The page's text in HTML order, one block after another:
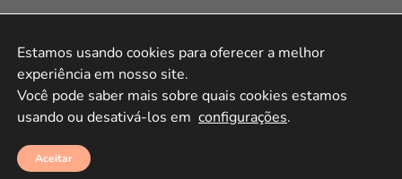
Estamos usando cookies para oferecer a melhor
experiência em nosso site.
Você pode saber mais sobre quais cookies estamos
usando ou desativá-los em configurações.
Aceitar